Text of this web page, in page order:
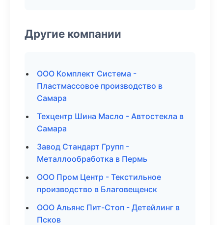
Другие компании
ООО Комплект Система -
Пластмассовое производство в
Самара
Техцентр Шина Масло - Автостекла в
Самара
Завод Стандарт Групп -
Металлообработка в Пермь
ООО Пром Центр - Текстильное
производство в Благовещенск
ООО Альянс Пит-Стоп - Детейлинг в
Псков